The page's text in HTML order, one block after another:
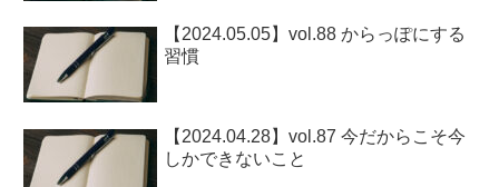
【2024.05.05】vol.88 からっぽにする
習慣
【2024.04.28】vol.87 今だからこそ今
しかできないこと